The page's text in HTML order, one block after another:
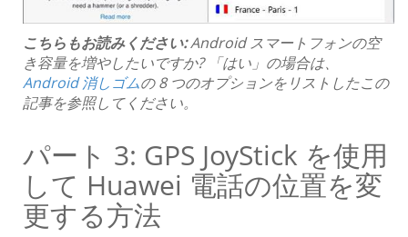
こちらもお読みください:Android スマートフォンの空
き容量を増やしたいですか? 「はい」の場合は、
Android 消しゴムの 8 つのオプションをリストしたこの
記事を参照してください。
パート 3: GPS JoyStick を使用
して Huawei 電話の位置を変
更する方法